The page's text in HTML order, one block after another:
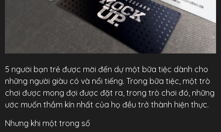
5 người bạn trẻ được mời đến dự một bữa tiệc dành cho
những người giàu có và nổi tiếng. Trong bữa tiệc, một trò
chơi được mong đợi được đặt ra, trong trò chơi đó, những
ước muốn thầm kín nhất của họ đều trở thành hiện thực.
Nhưng khi một trong số